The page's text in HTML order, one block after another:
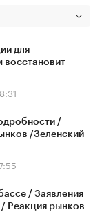
для
/
/Зеленский
/ Заявления
/ Реакция рынков